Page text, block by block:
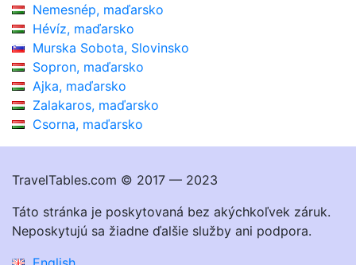
Nemesnép, maďarsko
Hévíz, maďarsko
Murska Sobota, Slovinsko
Sopron, maďarsko
Ajka, maďarsko
Zalakaros, maďarsko
Csorna, maďarsko
TravelTables.com © 2017 — 2023
Táto stránka je poskytovaná bez akýchkoľvek záruk.
Neposkytujú sa žiadne ďalšie služby ani podpora.